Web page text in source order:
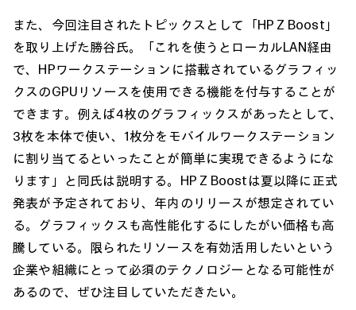
また、今回注目されたトピックスとして「HP Z Boost」
を取り上げた勝谷氏。「これを使うとローカルLAN経由
で、HPワークステーションに搭載されているグラフィッ
クスのGPUリソースを使用できる機能を付与することが
できます。例えば4枚のグラフィックスがあったとして、
3枚を本体で使い、1枚分をモバイルワークステーション
に割り当てるといったことが簡単に実現できるようにな
ります」と同氏は説明する。HP Z Boostは夏以降に正式
発表が予定されており、年内のリリースが想定されてい
る。グラフィックスも高性能化するにしたがい価格も高
騰している。限られたリソースを有効活用したいという
企業や組織にとって必須のテクノロジーとなる可能性が
あるので、ぜひ注目していただきたい。